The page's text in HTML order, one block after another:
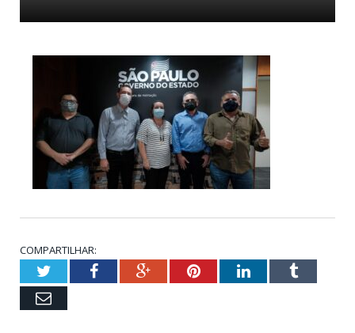
COMPARTILHAR:
TwitterFacebookGoogle+PinterestLinkedInTumblr
Email